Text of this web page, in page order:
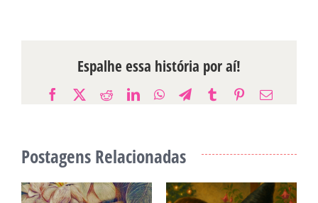
Espalhe essa história por aí!
Facebook
X RedditLinkedInWhatsApp
Telegram
TumblrPinterest
E-
Postagens Relacionadas